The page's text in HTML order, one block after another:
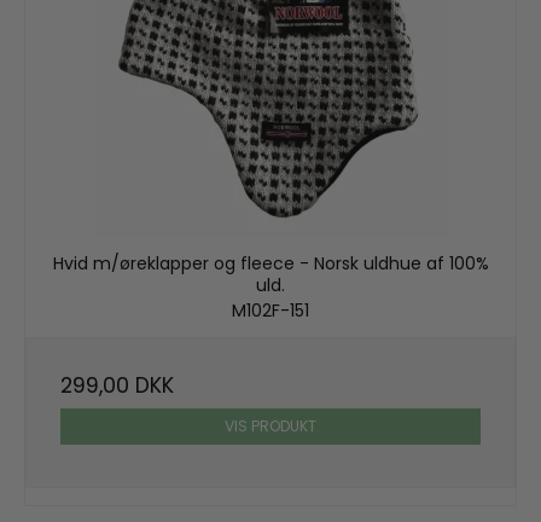
Hvid m/øreklapper og fleece - Norsk uldhue af 100%
uld.
M102F-151
299,00 DKK
VIS PRODUKT